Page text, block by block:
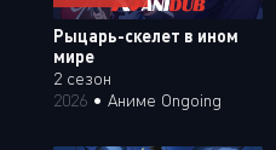
Рыцарь-скелет в ином
мире
2 сезон
2026 • Аниме Ongoing